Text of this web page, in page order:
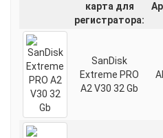
карта для
регистратора:
SanDisk
Extreme PRO
A2 V30 32 Gb